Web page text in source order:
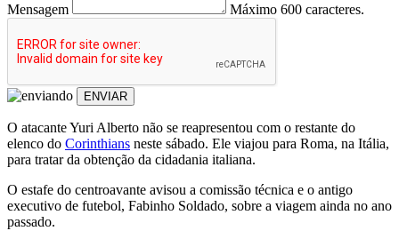
Mensagem Máximo 600 caracteres.
ENVIAR
O atacante Yuri Alberto não se reapresentou com o restante do
elenco do Corinthians neste sábado. Ele viajou para Roma, na Itália,
para tratar da obtenção da cidadania italiana.
O estafe do centroavante avisou a comissão técnica e o antigo
executivo de futebol, Fabinho Soldado, sobre a viagem ainda no ano
passado.